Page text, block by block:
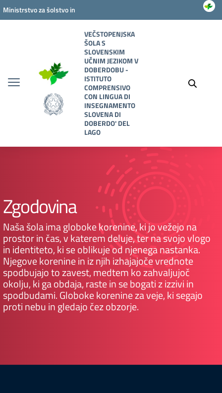
Vai ai contenuti
Vai al menu di navigazione
Vai al footer
Ministrstvo za šolstvo in
VEČSTOPENJSKA
ŠOLA S
SLOVENSKIM
UČNIM JEZIKOM V
DOBERDOBU -
ISTITUTO
COMPRENSIVO
CON LINGUA DI
INSEGNAMENTO
SLOVENA DI
DOBERDO' DEL
LAGO
Zgodovina
Naša šola ima globoke korenine, ki jo vežejo na
prostor in čas, v katerem deluje, ter na svojo vlogo
in identiteto, ki se oblikuje od njenega nastanka.
Njegove korenine in iz njih izhajajoče vrednote
spodbujajo to zavest, medtem ko zahvaljujoč
okolju, ki ga obdaja, raste in se bogati z izzivi in ​​
spodbudami. Globoke korenine za veje, ki segajo
proti nebu in gledajo čez obzorje.